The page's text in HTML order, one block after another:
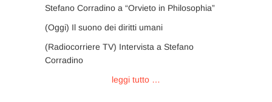
Stefano Corradino a “Orvieto in Philosophia”
(Oggi) Il suono dei diritti umani
(Radiocorriere TV) Intervista a Stefano
Corradino
leggi tutto …